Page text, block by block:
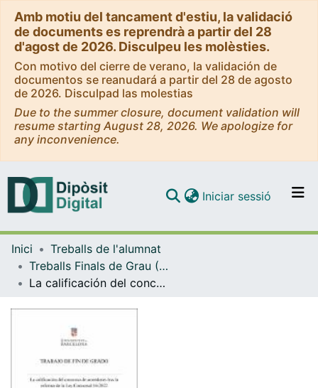
Amb motiu del tancament d'estiu, la validació
de documents es reprendrà a partir del 28
d'agost de 2026. Disculpeu les molèsties.
Con motivo del cierre de verano, la validación de
documentos se reanudará a partir del 28 de agosto
de 2026. Disculpad las molestias
Due to the summer closure, document validation will
resume starting August 28, 2026. We apologize for
any inconvenience.
Navega per tot el DD
Iniciar sessió (current)
Inici
Treballs de l'alumnat
Treballs Finals de Grau (TFG) - Dret i Administració i Direcció d'Empreses (Doble Grau)
La calificación del concurso de acreedores tras la reforma de la Ley Concursal 16/2022 : Un análisis sobre la nueva regulación de la calificación del concurso de acreedores en el procedimiento concursal ordinario y el impacto de la reforma sobre la legislación concursal